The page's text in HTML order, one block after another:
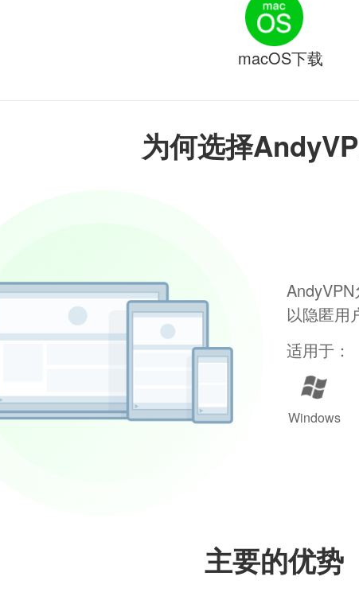
为何选择
以隐匿用
适用于：
Windows
主要的优势
macOS下载